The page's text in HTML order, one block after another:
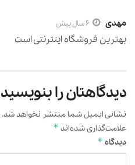
مهدی 6 سال پیش
بهترین فروشگاه اینترنتی است
دیدگاهتان را بنویسید
نشانی ایمیل شما منتشر نخواهد شد.
علامت‌گذاری شده‌اند *
دیدگاه *